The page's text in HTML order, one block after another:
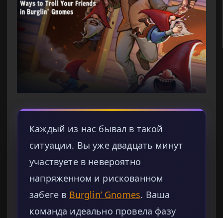
Каждый из нас бывал в такой
ситуации. Вы уже двадцать минут
участвуете в невероятно
напряженном и рискованном
забеге в Burglin’ Gnomes. Ваша
команда идеально провела фазу